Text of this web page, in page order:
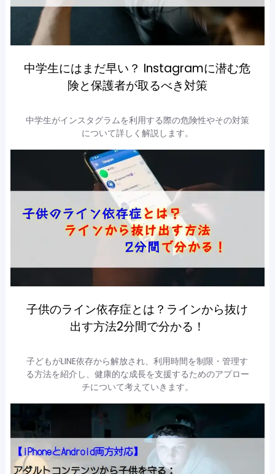
中学生にはまだ早い？ Instagramに潜む危
険と保護者が取るべき対策
中学生がインスタグラムを利用する際の危険性やその対策
について詳しく解説します。
子供のライン依存症とは？ラインから抜け
出す方法2分間で分かる！
子どもがLINE依存から解放され、利用時間を制限・管理す
る方法を紹介し、健康的な成長を支援するためのアプロー
チについて考えていきます。